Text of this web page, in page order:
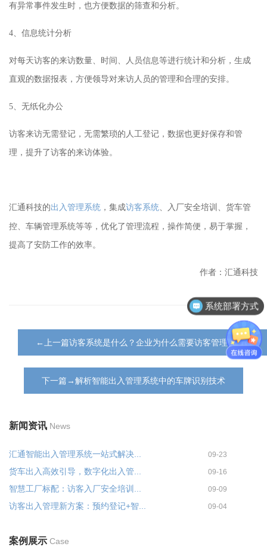
有异常事件发生时，也方便数据的筛查和分析。
4、 信息统计分析
对每天访客的来访数量、时间、人员信息等进行统计和分析，生成
直观的数据报表，方便领导对来访人员的管理和合理的安排。
5、 无纸化办公
访客来访无需登记，无需繁琐的人工登记，数据也更好保存和管
理，提升了访客的来访体验。
汇通科技的出入管理系统 ，集成访客系统、入厂安全培训、货车管
控、车辆管理系统等等，优化了管理流程，操作简便，易于掌握，
提高了安防工作的效率。
作者：汇通科技
←上一篇访客系统是什么？企业为什么需要访客管理系统？
下一篇→解析智能出入管理系统中的车牌识别技术
新闻资讯 News
汇通智能出入管理系统一站式解决... 09-23
货车出入高效引导，数字化出入管... 09-16
智慧工厂标配：访客入厂安全培训... 09-09
访客出入管理新方案：预约登记+智... 09-04
案例展示 Case
系统部署方式